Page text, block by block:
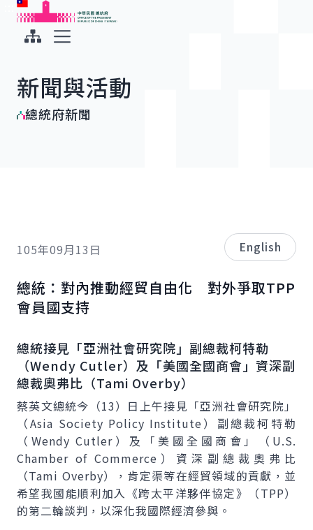
跳到主要內容
中華民國總統府
新聞與活動
總統府新聞
105年09月13日 English
總統：對內推動經貿自由化 對外爭取TPP
會員國支持
總統接見「亞洲社會研究院」副總裁柯特勒
（Wendy Cutler）及「美國全國商會」資深副
總裁奧弗比（Tami Overby）
蔡英文總統今（13）日上午接見「亞洲社會研究院」
（Asia Society Policy Institute）副總裁柯特勒
（ Wendy Cutler ）及「美國全國商會」（ U.S.
Chamber of Commerce ）資深副總裁奧弗比
（Tami Overby），肯定渠等在經貿領域的貢獻，並
希望我國能順利加入《跨太平洋夥伴協定》（TPP）
的第二輪談判，以深化我國際經濟參與。